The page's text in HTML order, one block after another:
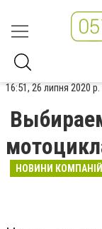
16:51, 26 липня 2020 р.
НОВИНИ КОМПАНІЙ